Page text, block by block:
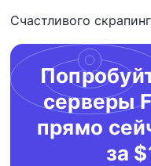
Счастливого
серверы
прямо
за